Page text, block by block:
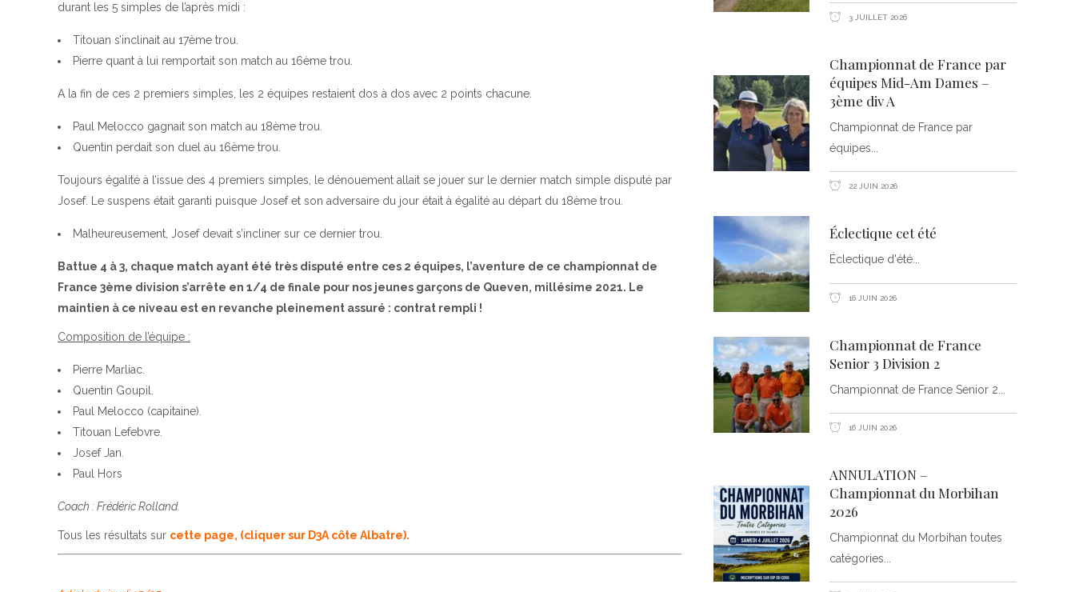
durant les 5 simples de l’après midi :
Titouan s’inclinait au 17ème trou.
Pierre quant à lui remportait son match au 16ème trou.
A la fin de ces 2 premiers simples, les 2 équipes restaient dos à dos avec 2 points chacune.
Paul Melocco gagnait son match au 18ème trou.
Quentin perdait son duel au 16ème trou.
Toujours égalité à l’issue des 4 premiers simples, le dénouement allait se jouer sur le dernier match simple disputé par
Josef. Le suspens était garanti puisque Josef et son adversaire du jour était à égalité au départ du 18ème trou.
Malheureusement, Josef devait s’incliner sur ce dernier trou.
Battue 4 à 3, chaque match ayant été très disputé entre ces 2 équipes, l’aventure de ce championnat de
France 3ème division s’arrête en 1/4 de finale pour nos jeunes garçons de Queven, millésime 2021. Le
maintien à ce niveau est en revanche pleinement assuré : contrat rempli !
Composition de l’équipe :
Pierre Marliac.
Quentin Goupil.
Paul Melocco (capitaine).
Titouan Lefebvre.
Josef Jan.
Paul Hors
Coach : Frédéric Rolland.
Tous les résultats sur cette page, (cliquer sur D3A côte Albatre).
3 JUILLET 2026
Championnat de France par
équipes Mid-Am Dames –
3ème div A
Championnat de France par
équipes
22 JUIN 2026
Éclectique cet été
Éclectique d'été
16 JUIN 2026
Championnat de France
Senior 3 Division 2
Championnat de France Senior 2
16 JUIN 2026
ANNULATION –
Championnat du Morbihan
2026
Championnat du Morbihan toutes
catégories